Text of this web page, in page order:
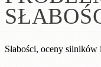
Słabości, oceny